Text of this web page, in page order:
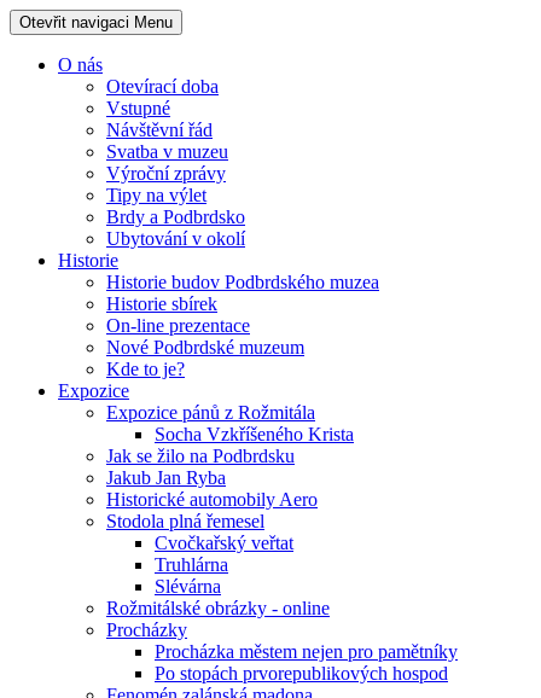
Otevřit navigaci Menu
O nás
Otevírací doba
Vstupné
Návštěvní řád
Svatba v muzeu
Výroční zprávy
Tipy na výlet
Brdy a Podbrdsko
Ubytování v okolí
Historie
Historie budov Podbrdského muzea
Historie sbírek
On-line prezentace
Nové Podbrdské muzeum
Kde to je?
Expozice
Expozice pánů z Rožmitála
Socha Vzkříšeného Krista
Jak se žilo na Podbrdsku
Jakub Jan Ryba
Historické automobily Aero
Stodola plná řemesel
Cvočkařský veřtat
Truhlárna
Slévárna
Rožmitálské obrázky - online
Procházky
Procházka městem nejen pro pamětníky
Po stopách prvorepublikových hospod